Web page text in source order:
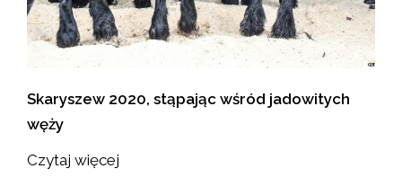
Skaryszew 2020, stąpając wśród jadowitych
węży
Czytaj więcej